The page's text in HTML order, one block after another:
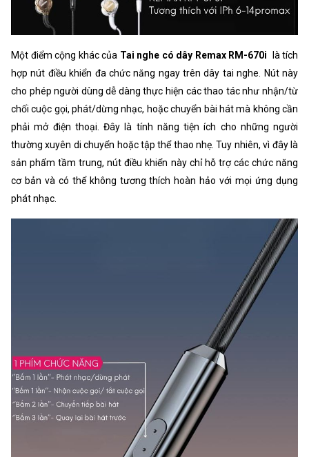
Một điểm cộng khác của Tai nghe có dây Remax RM-670i là tích
hợp nút điều khiển đa chức năng ngay trên dây tai nghe. Nút này
cho phép người dùng dễ dàng thực hiện các thao tác như nhận/từ
chối cuộc gọi, phát/dừng nhạc, hoặc chuyển bài hát mà không cần
phải mở điện thoại. Đây là tính năng tiện ích cho những người
thường xuyên di chuyển hoặc tập thể thao nhẹ. Tuy nhiên, vì đây là
sản phẩm tầm trung, nút điều khiển này chỉ hỗ trợ các chức năng
cơ bản và có thể không tương thích hoàn hảo với mọi ứng dụng
phát nhạc.